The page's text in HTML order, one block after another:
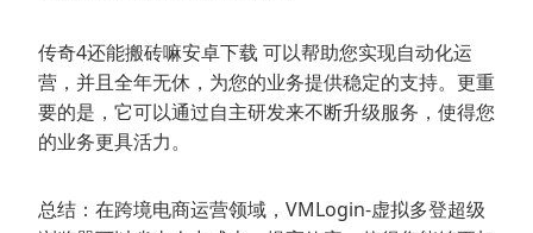
传奇4还能搬砖嘛安卓下载 可以帮助您实现自动化运
营，并且全年无休，为您的业务提供稳定的支持。更重
要的是，它可以通过自主研发来不断升级服务，使得您
的业务更具活力。
总结：在跨境电商运营领域，VMLogin-虚拟多登超级